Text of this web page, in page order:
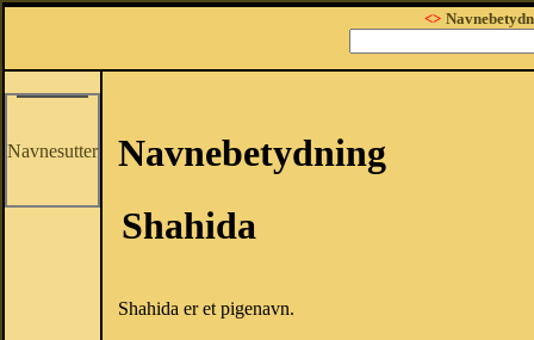
<>
Navnesutter
Navnebetydning
Shahida
Shahida er et pigenavn.